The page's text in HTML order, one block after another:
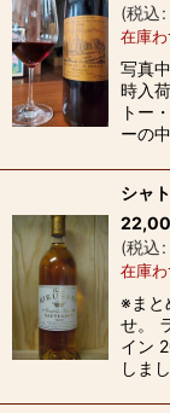
(税込:
在庫
写真
時入
トー
ーの
シャ
(税込:
在庫
※まと
せ。
イン
しま